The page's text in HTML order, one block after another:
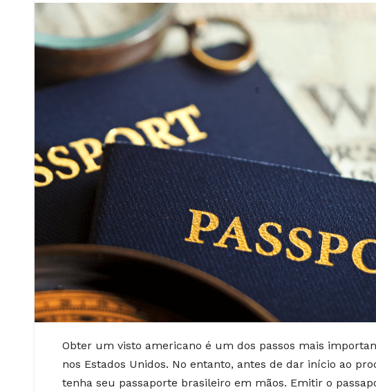
Obter um visto americano é um dos passos mais
nos Estados Unidos. No entanto, antes de dar início ao
tenha seu passaporte brasileiro em mãos. Emitir o